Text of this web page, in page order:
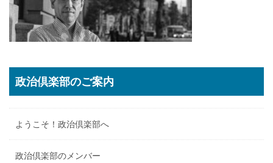
政治倶楽部のご案内
ようこそ！政治倶楽部へ
政治倶楽部のメンバー